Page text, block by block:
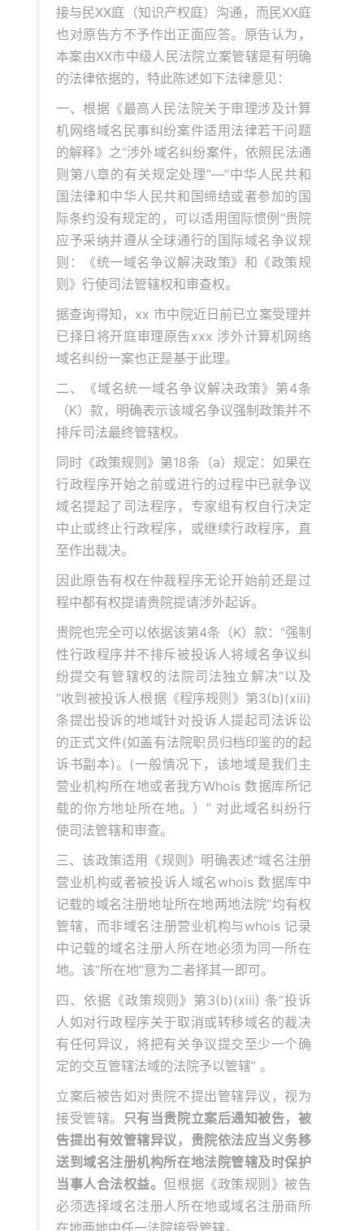
接与民XX庭（知识产权庭）沟通，而民XX庭
也对原告方不予作出正面应答。原告认为，
本案由XX市中级人民法院立案管辖是有明确
的法律依据的，特此陈述如下法律意见：
一、根据《最高人民法院关于审理涉及计算
机网络域名民事纠纷案件适用法律若干问题
的解释》之“涉外域名纠纷案件，依照民法通
则第八章的有关规定处理”—“中华人民共和
国法律和中华人民共和国缔结或者参加的国
际条约没有规定的，可以适用国际惯例”贵院
应予采纳并遵从全球通行的国际域名争议规
则：《统一域名争议解决政策》和《政策规
则》行使司法管辖权和审查权。
据查询得知，xx 市中院近日前已立案受理并
已择日将开庭审理原告xxx 涉外计算机网络
域名纠纷一案也正是基于此理。
二、《域名统一域名争议解决政策》第4条
（K）款，明确表示该域名争议强制政策并不
排斥司法最终管辖权。
同时《政策规则》第18条（a）规定：如果在
行政程序开始之前或进行的过程中已就争议
域名提起了司法程序，专家组有权自行决定
中止或终止行政程序，或继续行政程序，直
至作出裁决。
因此原告有权在仲裁程序无论开始前还是过
程中都有权提请贵院提请涉外起诉。
贵院也完全可以依据该第4条（K）款：“强制
性行政程序并不排斥被投诉人将域名争议纠
纷提交有管辖权的法院司法独立解决”以及
“收到被投诉人根据《程序规则》第3(b)(xiii)
条提出投诉的地域针对投诉人提起司法诉讼
的正式文件(如盖有法院职员归档印鉴的的起
诉书副本)。(一般情况下，该地域是我们主
营业机构所在地或者我方Whois 数据库所记
载的你方地址所在地。）” 对此域名纠纷行
使司法管辖和审查。
三、该政策适用《规则》明确表述“域名注册
营业机构或者被投诉人域名whois 数据库中
记载的域名注册地址所在地两地法院”均有权
管辖，而非域名注册营业机构与whois 记录
中记载的域名注册人所在地必须为同一所在
地。该“所在地”意为二者择其一即可。
四、依据《政策规则》第3(b)(xiii) 条“投诉
人如对行政程序关于取消或转移域名的裁决
有任何异议，将把有关争议提交至少一个确
定的交互管辖法域的法院予以管辖” 。
立案后被告如对贵院不提出管辖异议，视为
接受管辖。
只有当贵院立案后通知被告，被
告提出有效管辖异议，贵院依法应当义务移
送到域名注册机构所在地法院管辖及时保护
当事人合法权益。但根据《政策规则》被告
必须选择域名注册人所在地或域名注册商所
在地两地中任一法院接受管辖。